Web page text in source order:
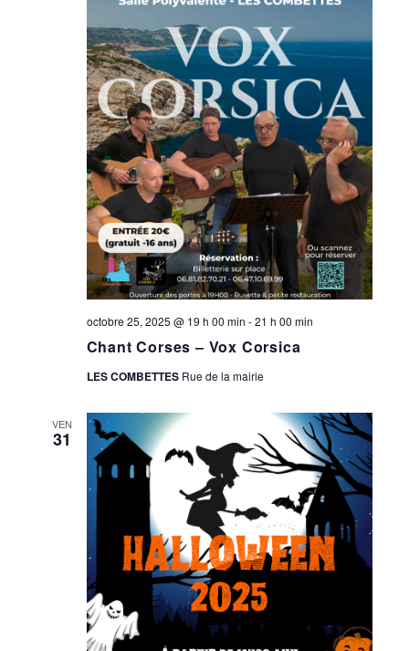
Chant Corses – Vox Corsica
octobre 25, 2025 @ 19 h 00 min -21 h 00 min
LES COMBETTES Rue de la mairie
VEN
31